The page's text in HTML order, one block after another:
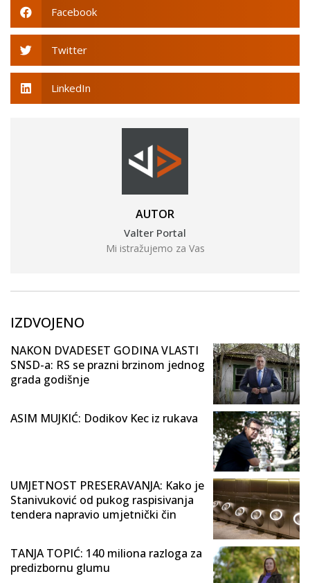
Facebook
Twitter
LinkedIn
AUTOR
Valter Portal
Mi istražujemo za Vas
IZDVOJENO
NAKON DVADESET GODINA VLASTI
SNSD-a: RS se prazni brzinom jednog
grada godišnje
ASIM MUJKIĆ: Dodikov Kec iz rukava
UMJETNOST PRESERAVANJA: Kako je
Stanivuković od pukog raspisivanja
tendera napravio umjetnički čin
TANJA TOPIĆ: 140 miliona razloga za
predizbornu glumu